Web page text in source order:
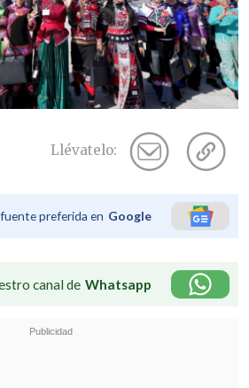
Llévatelo:
preferida en Google
canal de Whatsapp